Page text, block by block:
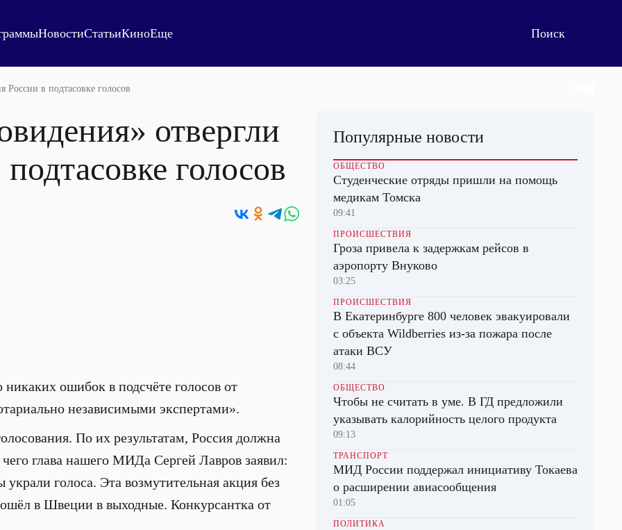
НовостиСтатьиКиноЕще
России в подтасовке голосов
отвергли
голосов
ошибок в подсчёте голосов от
независимыми экспертами».
По их результатам, Россия должна
глава нашего МИДа Сергей Лавров заявил:
голоса. Эта возмутительная акция без
в Швеции в выходные. Конкурсантка от
Популярные новости
ОБЩЕСТВО
Студенческие отряды пришли на помощь
медикам Томска
09:41
ПРОИСШЕСТВИЯ
Гроза привела к задержкам рейсов в
аэропорту Внуково
03:25
ПРОИСШЕСТВИЯ
В Екатеринбурге 800 человек эвакуировали
с объекта Wildberries из-за пожара после
атаки ВСУ
08:44
ОБЩЕСТВО
Чтобы не считать в уме. В ГД предложили
указывать калорийность целого продукта
09:13
ТРАНСПОРТ
МИД России поддержал инициативу Токаева
о расширении авиасообщения
01:05
ПОЛИТИКА